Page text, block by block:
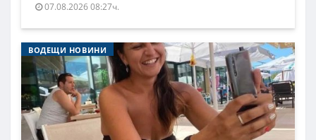
07.08.2026 08:27ч.
ВОДЕЩИ НОВИНИ